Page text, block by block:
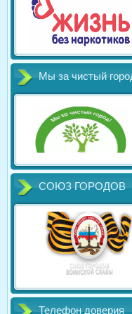
Мы за чистый
СОЮЗ ГОРОДОВ
Телефон доверия